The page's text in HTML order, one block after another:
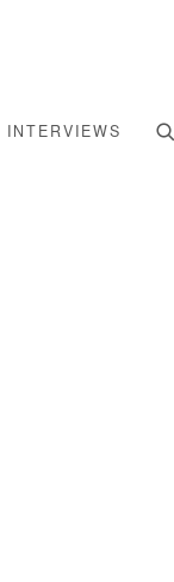
INTERVIEWS